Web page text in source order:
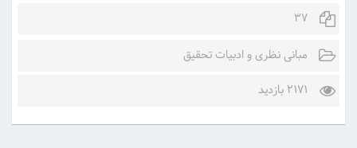
37
مبانی نظری و ادبیات تحقیق
2171 بازدید